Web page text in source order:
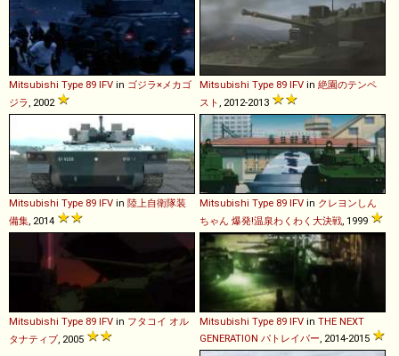
Mitsubishi Type 89 IFV in ゴジラ×メカゴ
ジラ, 2002
Mitsubishi Type 89 IFV in 絶園のテンペ
スト, 2012-2013
Mitsubishi Type 89 IFV in 陸上自衛隊装
備集, 2014
Mitsubishi Type 89 IFV in クレヨンしん
ちゃん 爆発!温泉わくわく大決戦, 1999
Mitsubishi Type 89 IFV in フタコイ オル
タナティブ, 2005
Mitsubishi Type 89 IFV in THE NEXT
GENERATION パトレイバー, 2014-2015